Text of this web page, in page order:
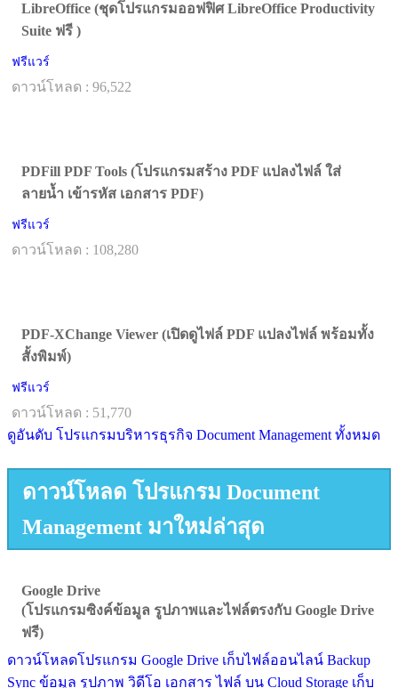
LibreOffice (ชุดโปรแกรมออฟฟิศ LibreOffice Productivity
Suite ฟรี )
ฟรีแวร์
ดาวน์โหลด : 96,522
PDFill PDF Tools (โปรแกรมสร้าง PDF แปลงไฟล์ ใส่
ลายน้ำ เข้ารหัส เอกสาร PDF)
ฟรีแวร์
ดาวน์โหลด : 108,280
PDF-XChange Viewer (เปิดดูไฟล์ PDF แปลงไฟล์ พร้อมทั้ง
สั้งพิมพ์)
ฟรีแวร์
ดาวน์โหลด : 51,770
ดูอันดับ โปรแกรมบริหารธุรกิจ Document Management ทั้งหมด
ดาวน์โหลด โปรแกรม Document
Management มาใหม่ล่าสุด
Google Drive
(โปรแกรมซิงค์ข้อมูล รูปภาพและไฟล์ตรงกับ Google Drive
ฟรี)
ดาวน์โหลดโปรแกรม Google Drive เก็บไฟล์ออนไลน์ Backup
Sync ข้อมูล รูปภาพ วิดีโอ เอกสาร ไฟล์ บน Cloud Storage เก็บ